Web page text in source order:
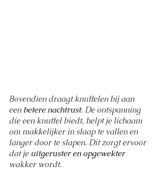
Bovendien draagt knuffelen bij aan
een betere nachtrust. De ontspanning
die een knuffel biedt, helpt je lichaam
om makkelijker in slaap te vallen en
langer door te slapen. Dit zorgt ervoor
dat je uitgeruster en opgewekter
wakker wordt.